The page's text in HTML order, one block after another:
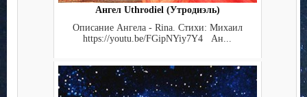
Ангел Uthrodiel (Утродиэль)
Описание Ангела - Rina. Стихи: Михаил
https://youtu.be/FGipNYiy7Y4 Ан...